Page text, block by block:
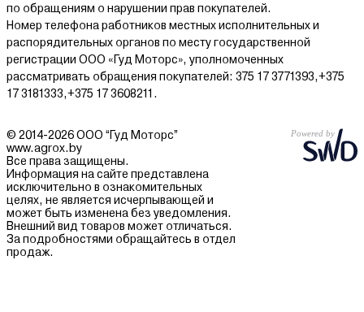
по обращениям о нарушении прав покупателей.
Номер телефона работников местных исполнительных и
распорядительных органов по месту государственной
регистрации ООО «Гуд Моторс», уполномоченных
рассматривать обращения покупателей: 375 17 3771393,+375
17 3181333,+375 17 3608211.
© 2014-2026 ООО “Гуд Моторс”
www.agrox.by
Все права защищены.
Информация на сайте представлена
исключительно в ознакомительных
целях, не является исчерпывающей и
может быть изменена без уведомления.
Внешний вид товаров может отличаться.
За подробностями обращайтесь в отдел
продаж.